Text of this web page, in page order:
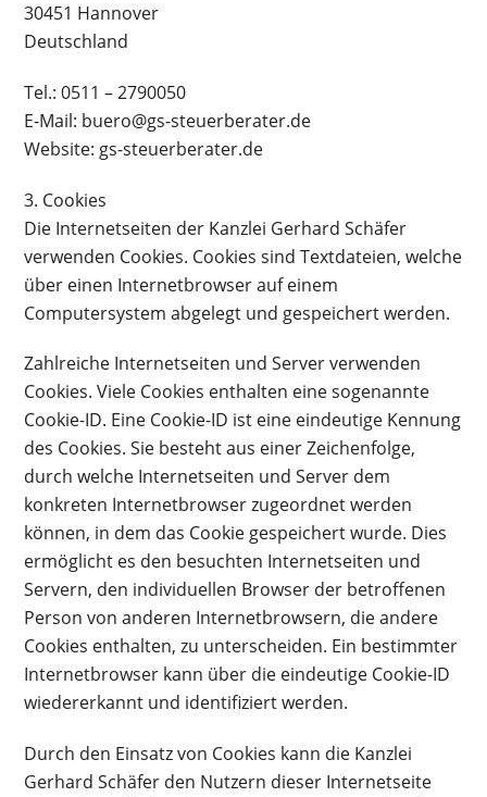
30451 Hannover
Deutschland
Tel.: 0511 – 2790050
E-Mail: buero@gs-steuerberater.de
Website: gs-steuerberater.de
3. Cookies
Die Internetseiten der Kanzlei Gerhard Schäfer
verwenden Cookies. Cookies sind Textdateien, welche
über einen Internetbrowser auf einem
Computersystem abgelegt und gespeichert werden.
Zahlreiche Internetseiten und Server verwenden
Cookies. Viele Cookies enthalten eine sogenannte
Cookie-ID. Eine Cookie-ID ist eine eindeutige Kennung
des Cookies. Sie besteht aus einer Zeichenfolge,
durch welche Internetseiten und Server dem
konkreten Internetbrowser zugeordnet werden
können, in dem das Cookie gespeichert wurde. Dies
ermöglicht es den besuchten Internetseiten und
Servern, den individuellen Browser der betroffenen
Person von anderen Internetbrowsern, die andere
Cookies enthalten, zu unterscheiden. Ein bestimmter
Internetbrowser kann über die eindeutige Cookie-ID
wiedererkannt und identifiziert werden.
Durch den Einsatz von Cookies kann die Kanzlei
Gerhard Schäfer den Nutzern dieser Internetseite